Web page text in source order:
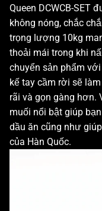
Queen DCWCB-SET
không nóng, chắc
trọng lượng 10kg
thoải mái trong khi
chuyển sản phẩm
kế tay cầm rời sẽ
rãi và gọn gàng hơn.
muối nổi bật giúp
dầu ăn cũng như
của Hàn Quốc.